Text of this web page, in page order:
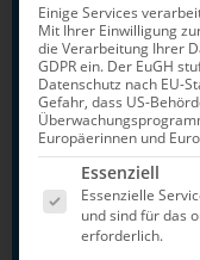
Lou
Synchron
Ole Rösler
Zapopan):
Jonathan
Synchron
Moritz
Team-Event
Einige Services
Mit Ihrer Einwilligung
die Verarbeitung Ihrer
GDPR ein. Der EuGH
Datenschutz nach EU-
Gefahr, dass US-
Europäerinnen und
Es folgt eine
Essenziell
Essenzielle
und sind für das
erforderlich.